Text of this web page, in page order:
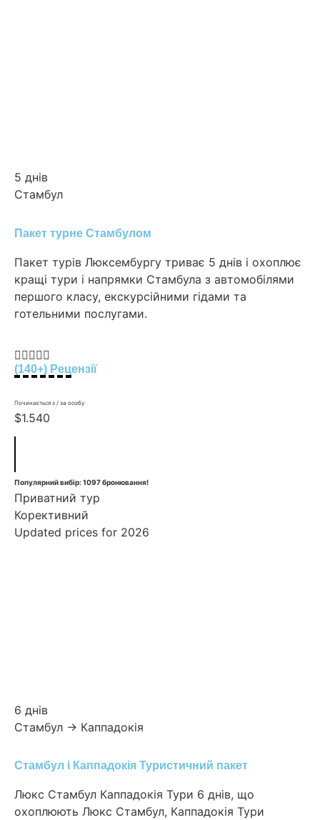
5 днів
Стамбул
Пакет турне Стамбулом
Пакет турів Люксембургу триває 5 днів і охоплює
кращі тури і напрямки Стамбула з автомобілями
першого класу, екскурсійними гідами та
готельними послугами.

(140+) Рецензії
Починається з / за особу
$1.540
Популярний вибір: 1097 бронювання!
Приватний тур
Корективний
Updated prices for 2026
6 днів
Стамбул → Каппадокія
Стамбул і Каппадокія Туристичний пакет
Люкс Стамбул Каппадокія Тури 6 днів, що
охоплюють Люкс Стамбул, Каппадокія Тури